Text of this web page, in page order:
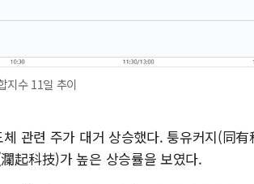
지수 11일 추이
관련 주가 대거 상승했다. 퉁유커지(同
起科技)가 높은 상승률을 보였다.